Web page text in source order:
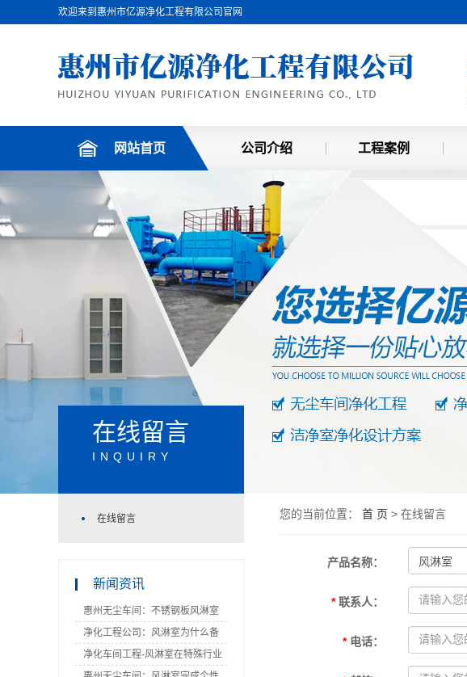
欢迎来到惠州市亿源净化工程有限公司官网
网站首页 公司介绍 工程案例
在线留言
INQUIRY
在线留言
新闻资讯
惠州无尘车间：不锈钢板风淋室
单人双吹风淋室哪个好
净化工程公司：风淋室为什么备
受销售市场热烈欢迎？
净化车间工程-风淋室在特殊行业
您的当前位置： 首 页 > 在线留言
产品名称：
* 联系人：
* 电话：